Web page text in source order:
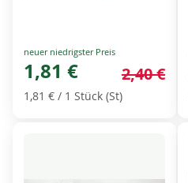
Special
Price
1,81 € 2,40 €
1,81 € / 1 Stück (St)